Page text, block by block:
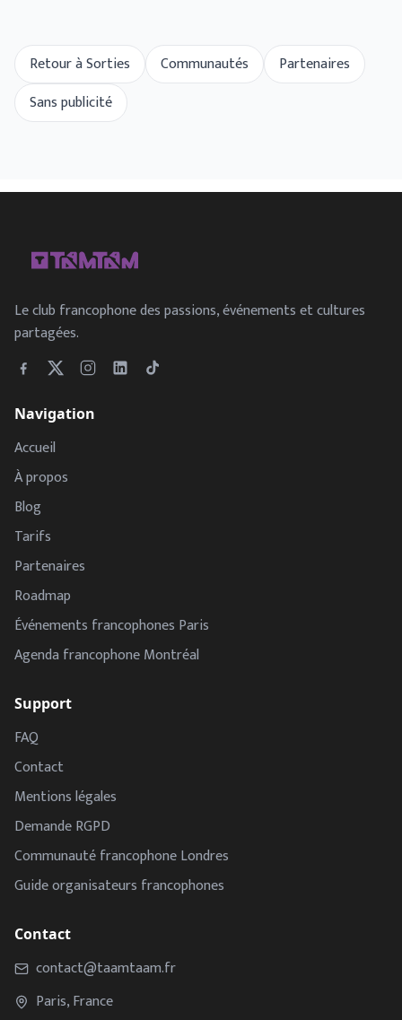
Retour à Sorties Communautés
Partenaires
Sans publicité
Le club francophone des passions, événements et cultures
partagées.
Navigation
Accueil
À propos
Blog
Tarifs
Partenaires
Roadmap
Événements francophones Paris
Agenda francophone Montréal
Support
FAQ
Contact
Mentions légales
Demande RGPD
Communauté francophone Londres
Guide organisateurs francophones
Contact
contact@taamtaam.fr
Paris, France